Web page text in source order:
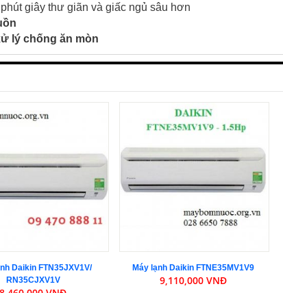
giây thư giãn và giấc ngủ sâu hơn
lý chống ăn mòn
Daikin FTN35JXV1V/
RN35CJXV1V
Máy lạnh Daikin FTNE35MV1V9
9,110,000 VNĐ